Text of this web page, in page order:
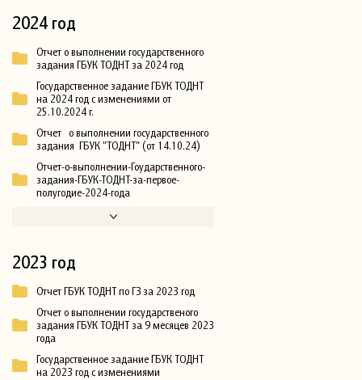
2024 год
Отчет о выполнении государственного
задания ГБУК ТОДНТ за 2024 год
Государственное задание ГБУК ТОДНТ
на 2024 год с изменениями от
25.10.2024 г.
Отчет о выполнении государственного
задания ГБУК "ТОДНТ" (от 14.10.24)
Отчет-о-выполнении-Гоударственного-
задания-ГБУК-ТОДНТ-за-первое-
полугодие-2024-года
2023 год
Отчет ГБУК ТОДНТ по ГЗ за 2023 год
Отчет о выполнении государственого
задания ГБУК ТОДНТ за 9 месяцев 2023
года
Государственное задание ГБУК ТОДНТ
на 2023 год с изменениями